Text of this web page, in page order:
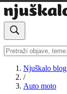
Njuškalo blog
/
Auto moto